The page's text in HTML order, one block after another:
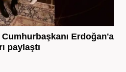
Cumhurbaşkanı Erdoğan'a
paylaştı